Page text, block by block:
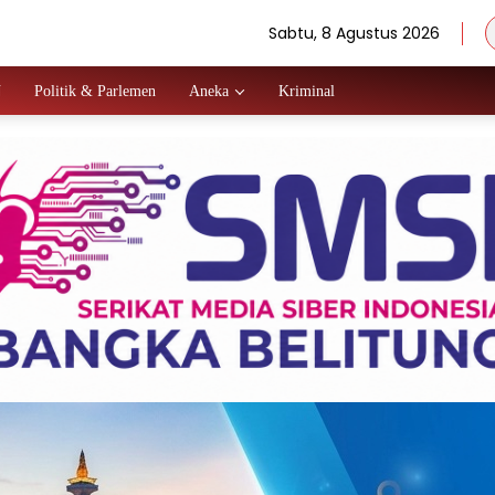
Sabtu, 8 Agustus 2026
Politik & Parlemen Aneka Kriminal